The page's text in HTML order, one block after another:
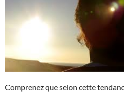
Comprenez que selon cette